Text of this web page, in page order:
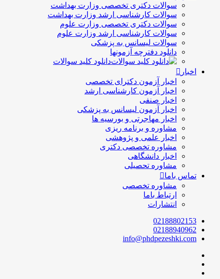
سوالات دکتری تخصصی وزارت بهداشت
سوالات کارشناسی ارشد وزارت بهداشت
سوالات دکتری تخصصی وزارت علوم
سوالات کارشناسی ارشد وزارت علوم
سوالات لیسانس به پزشکی
دانلود دفترچه آزمونها
دانلود کلید سوالات
اخبار
اخبار آزمون دکترای تخصصی
اخبار آزمون کارشناسی ارشد
اخبار صنفی
اخبار آزمون لیسانس به پزشکی
اخبار مهاجرتی و بورسیه ها
مشاوره و برنامه ریزی
اخبار علمی و پژوهشی
مشاوره تخصصی دکتری
اخبار دانشگاهی
مشاوره تحصیلی
تماس باما
مشاوره تخصصی
ارتباط باما
انتشارات
02188802153
02188940962
info@phdpezeshki.com